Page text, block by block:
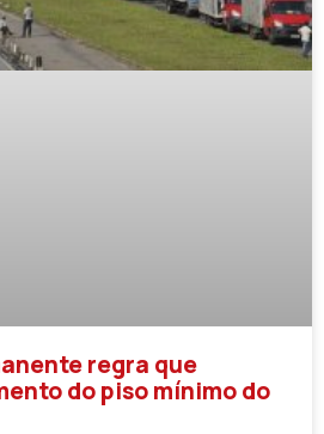
regra que
do piso mínimo do